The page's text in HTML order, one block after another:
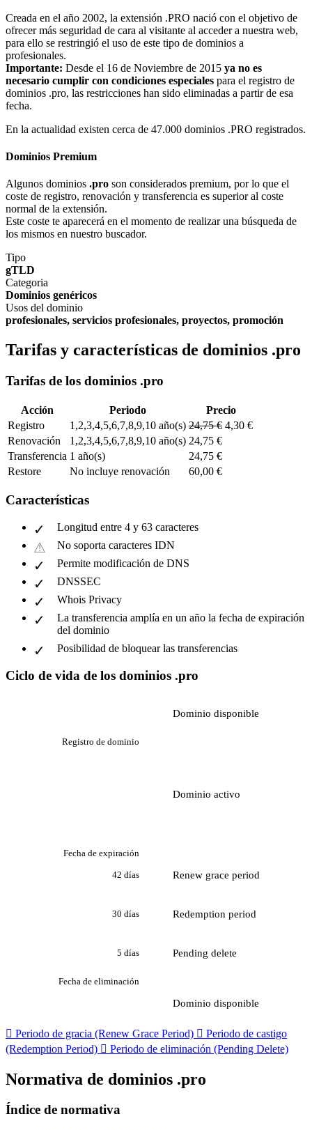
Creada en el año 2002, la extensión .PRO nació con el objetivo de
ofrecer más seguridad de cara al visitante al acceder a nuestra web,
para ello se restringió el uso de este tipo de dominios a
profesionales.
Importante: Desde el 16 de Noviembre de 2015 ya no es
necesario cumplir con condiciones especiales para el registro de
dominios .pro, las restricciones han sido eliminadas a partir de esa
fecha.
En la actualidad existen cerca de 47.000 dominios .PRO registrados.
Dominios Premium
Algunos dominios .pro son considerados premium, por lo que el
coste de registro, renovación y transferencia es superior al coste
normal de la extensión.
Este coste te aparecerá en el momento de realizar una búsqueda de
los mismos en nuestro buscador.
Tipo
gTLD
Categoria
Dominios genéricos
Usos del dominio
profesionales, servicios profesionales, proyectos, promoción
Tarifas y características de dominios .pro
Tarifas de los dominios .pro
Acción Periodo
Precio
Registro
1,2,3,4,5,6,7,8,9,10 año(s) 24,75 € 4,30 €
Renovación
1,2,3,4,5,6,7,8,9,10 año(s) 24,75 €
Transferencia 1 año(s)
24,75 €
Restore
No incluye renovación 60,00 €
Características
Longitud entre 4 y 63 caracteres
No soporta caracteres IDN
Permite modificación de DNS
DNSSEC
Whois Privacy
La transferencia amplía en un año la fecha de expiración
del dominio
Posibilidad de bloquear las transferencias
Ciclo de vida de los dominios .pro
Dominio disponible
Registro de dominio
Dominio activo
Fecha de expiración
42 días Renew grace period
30 días Redemption period
5 días Pending delete
Fecha de eliminación
Dominio disponible
 Periodo de gracia (Renew Grace Period)  Periodo de castigo
(Redemption Period)  Periodo de eliminación (Pending Delete)
Normativa de dominios .pro
Índice de normativa